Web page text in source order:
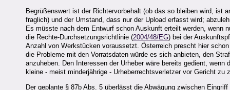
Begrüßenswert ist der Richtervorbehalt (ob das so bleiben wird, ist
fraglich) und der Umstand, dass nur der Upload erfasst wird;
Es müsste nach dem Entwurf schon Auskunft erteilt werden, wenn
die Rechte-Durchsetzungsrichtlinie (2004/48/EG) bei der
Anzahl von Werkstücken voraussetzt. Österreich prescht hier
die Probleme mit den Vorratsdaten würde es sich anbieten, den
anzuheben. Den Interessen der Urheber wäre bereits gedient,
kleine - meist minderjährige - Urheberrechtsverletzer vor Gericht zu
Der geplante § 87b Abs. 5 überlässt die Abwägung zwischen